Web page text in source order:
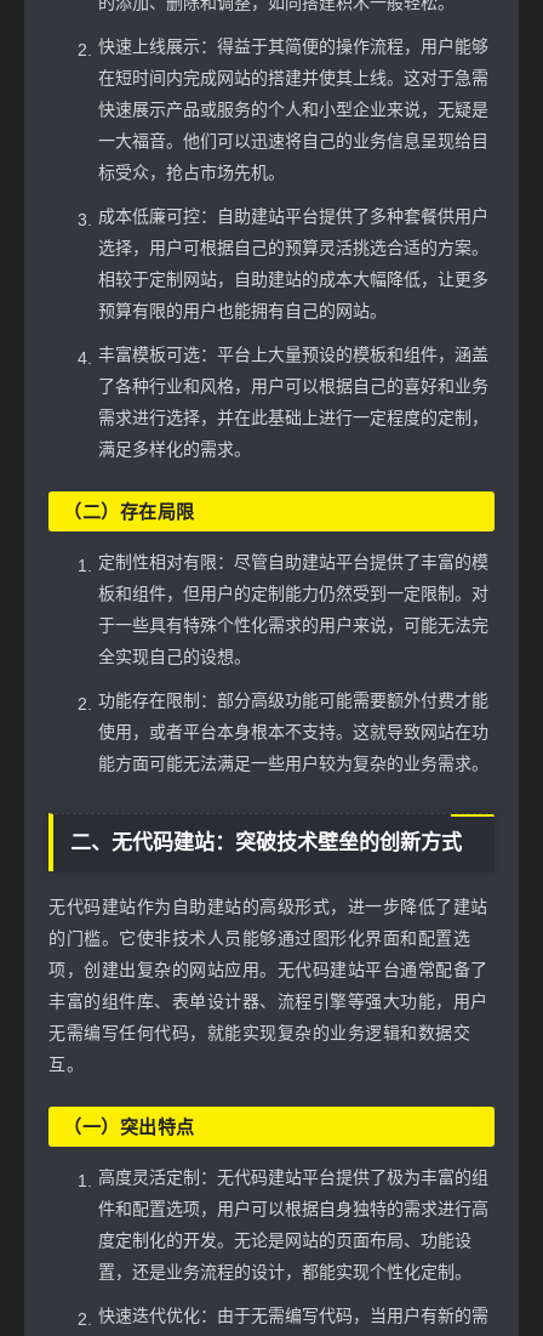
快速上线展示：得益于其简便的操作流程，用户能够
在短时间内完成网站的搭建并使其上线。这对于急需
快速展示产品或服务的个人和小型企业来说，无疑是
一大福音。他们可以迅速将自己的业务信息呈现给目
标受众，抢占市场先机。
成本低廉可控：自助建站平台提供了多种套餐供用户
选择，用户可根据自己的预算灵活挑选合适的方案。
相较于定制网站，自助建站的成本大幅降低，让更多
预算有限的用户也能拥有自己的网站。
丰富模板可选：平台上大量预设的模板和组件，涵盖
了各种行业和风格，用户可以根据自己的喜好和业务
需求进行选择，并在此基础上进行一定程度的定制，
满足多样化的需求。
（二）存在局限
定制性相对有限：尽管自助建站平台提供了丰富的模
板和组件，但用户的定制能力仍然受到一定限制。对
于一些具有特殊个性化需求的用户来说，可能无法完
全实现自己的设想。
功能存在限制：部分高级功能可能需要额外付费才能
使用，或者平台本身根本不支持。这就导致网站在功
能方面可能无法满足一些用户较为复杂的业务需求。
二、无代码建站：突破技术壁垒的创新方式
无代码建站作为自助建站的高级形式，进一步降低了建站
的门槛。它使非技术人员能够通过图形化界面和配置选
项，创建出复杂的网站应用。无代码建站平台通常配备了
丰富的组件库、表单设计器、流程引擎等强大功能，用户
无需编写任何代码，就能实现复杂的业务逻辑和数据交
互。
（一）突出特点
高度灵活定制：无代码建站平台提供了极为丰富的组
件和配置选项，用户可以根据自身独特的需求进行高
度定制化的开发。无论是网站的页面布局、功能设
置，还是业务流程的设计，都能实现个性化定制。
快速迭代优化：由于无需编写代码，当用户有新的需